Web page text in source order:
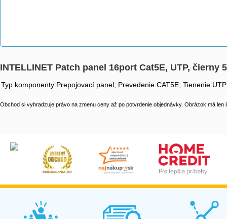
INTELLINET Patch panel 16port Cat5E, UTP, čierny
Typ komponenty:Prepojovací panel; Prevedenie:CAT5E; Tienenie:UTP
Obchod si vyhradzuje právo na zmenu ceny až po potvrdenie objednávky. Obrázok má len